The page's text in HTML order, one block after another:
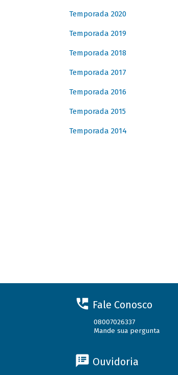
Temporada 2020
Temporada 2019
Temporada 2018
Temporada 2017
Temporada 2016
Temporada 2015
Temporada 2014
Fale Conosco
08007026337
Mande sua pergunta
Ouvidoria